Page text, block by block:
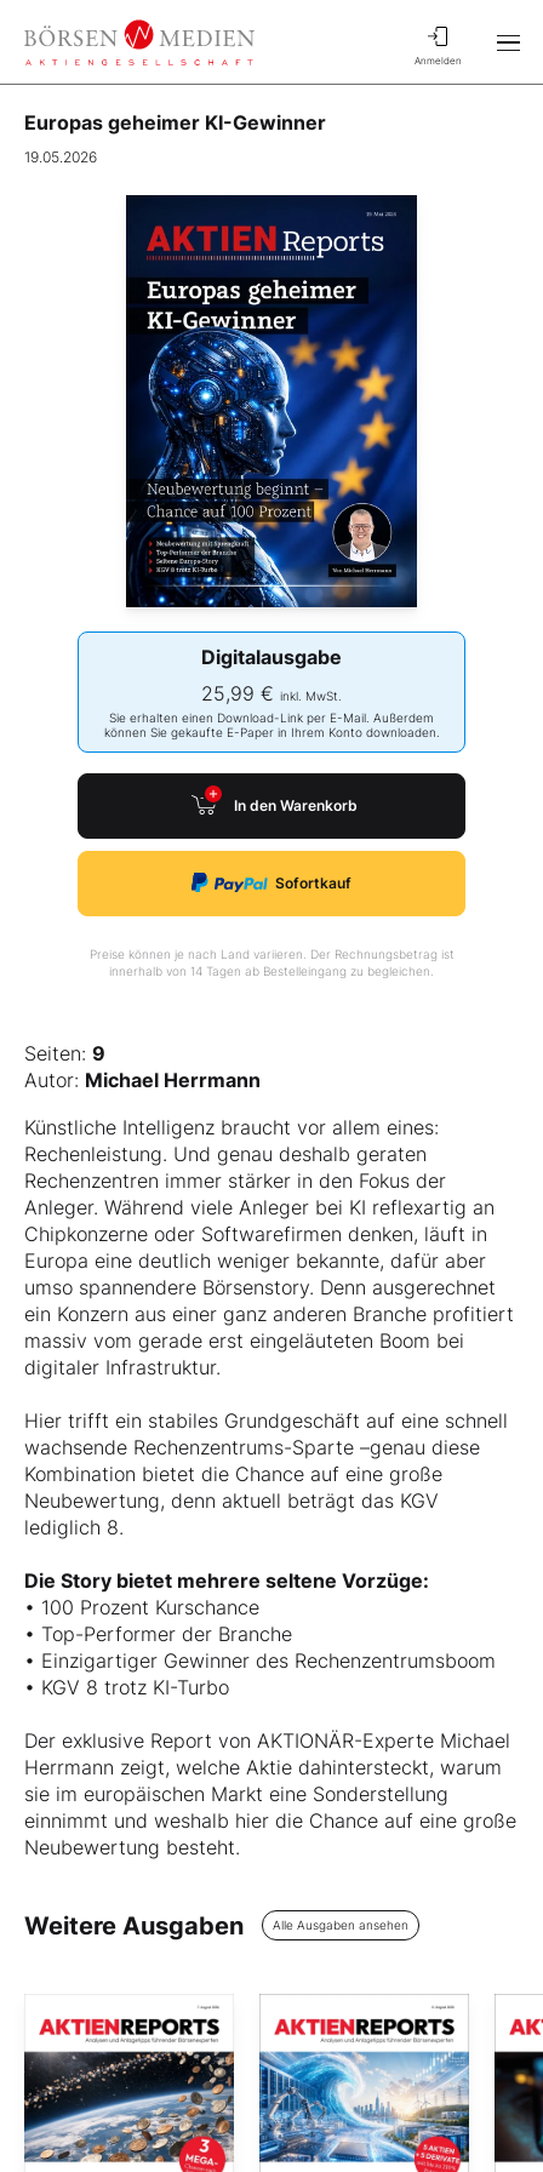
Anmelden
Europas geheimer KI-Gewinner
19.05.2026
Digitalausgabe
25,99 € inkl. MwSt.
Sie erhalten einen Download-Link per E-Mail. Außerdem
können Sie gekaufte E-Paper in Ihrem Konto downloaden.
In den Warenkorb
Sofortkauf
Preise können je nach Land variieren. Der Rechnungsbetrag ist
innerhalb von 14 Tagen ab Bestelleingang zu begleichen.
Seiten: 9
Autor: Michael Herrmann
Künstliche Intelligenz braucht vor allem eines:
Rechenleistung. Und genau deshalb geraten
Rechenzentren immer stärker in den Fokus der
Anleger. Während viele Anleger bei KI reflexartig an
Chipkonzerne oder Softwarefirmen denken, läuft in
Europa eine deutlich weniger bekannte, dafür aber
umso spannendere Börsenstory. Denn ausgerechnet
ein Konzern aus einer ganz anderen Branche profitiert
massiv vom gerade erst eingeläuteten Boom bei
digitaler Infrastruktur.
Hier trifft ein stabiles Grundgeschäft auf eine schnell
wachsende Rechenzentrums-Sparte –genau diese
Kombination bietet die Chance auf eine große
Neubewertung, denn aktuell beträgt das KGV
lediglich 8.
Die Story bietet mehrere seltene Vorzüge:
• 100 Prozent Kurschance
• Top-Performer der Branche
• Einzigartiger Gewinner des Rechenzentrumsboom
• KGV 8 trotz KI-Turbo
Der exklusive Report von AKTIONÄR-Experte Michael
Herrmann zeigt, welche Aktie dahintersteckt, warum
sie im europäischen Markt eine Sonderstellung
einnimmt und weshalb hier die Chance auf eine große
Neubewertung besteht.
Weitere Ausgaben Alle Ausgaben ansehen